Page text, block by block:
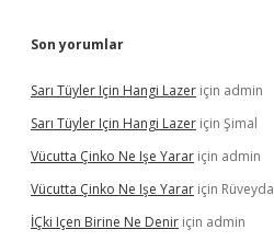
Son yorumlar
Sarı Tüyler Için Hangi Lazer için admin
Sarı Tüyler Için Hangi Lazer için Şimal
Vücutta Çinko Ne Işe Yarar için admin
Vücutta Çinko Ne Işe Yarar için Rüveyda
İÇki Içen Birine Ne Denir için admin